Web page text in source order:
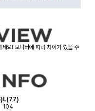
요! 모니터에 따라 차이가 있을 수
L(77)
104